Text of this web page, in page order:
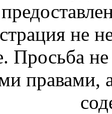
не
Просьба
правами,